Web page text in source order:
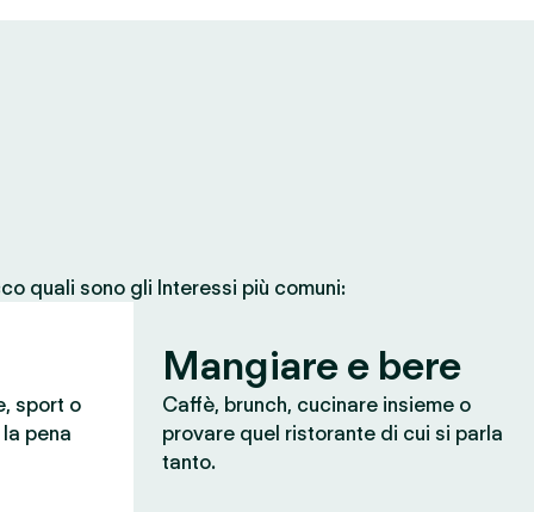
quali sono gli Interessi più comuni:
sport o
pena
Mangiare e bere
Caffè, brunch, cucinare insieme o
provare quel ristorante di cui si parla
tanto.